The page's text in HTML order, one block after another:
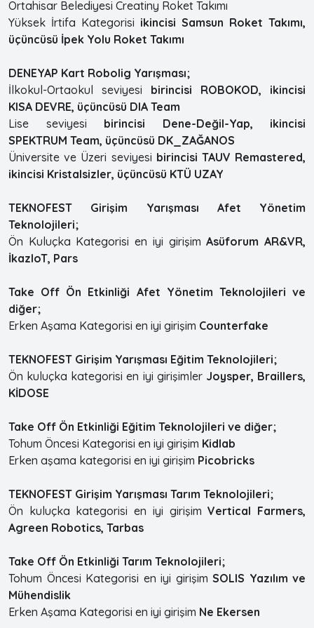
Ortahisar Belediyesi Creatiny Roket Takımı
Yüksek İrtifa Kategorisi ikincisi Samsun Roket Takımı,
üçüncüsü İpek Yolu Roket Takımı
DENEYAP Kart Robolig Yarışması;
İlkokul-Ortaokul seviyesi birincisi ROBOKOD, ikincisi
KISA DEVRE, üçüncüsü DIA Team
Lise seviyesi birincisi Dene-Değil-Yap, ikincisi
SPEKTRUM Team, üçüncüsü DK_ZAĞANOS
Üniversite ve Üzeri seviyesi birincisi TAUV Remastered,
ikincisi Kristalsizler, üçüncüsü KTÜ UZAY
TEKNOFEST Girişim Yarışması Afet Yönetim
Teknolojileri;
Ön Kuluçka Kategorisi en iyi girişimAsüforum AR&VR,
İkazloT, Pars
Take Off Ön Etkinliği Afet Yönetim Teknolojileri ve
diğer;
Erken Aşama Kategorisi en iyi girişim Counterfake
TEKNOFEST Girişim Yarışması Eğitim Teknolojileri;
Ön kuluçka kategorisi en iyi girişimler Joysper, Braillers,
KİDOSE
Take Off Ön Etkinliği Eğitim Teknolojileri ve diğer;
Tohum Öncesi Kategorisi en iyi girişim Kidlab
Erken aşama kategorisi en iyi girişim Picobricks
TEKNOFEST Girişim Yarışması Tarım Teknolojileri;
Ön kuluçka kategorisi en iyi girişimVertical Farmers,
Agreen Robotics, Tarbas
Take Off Ön Etkinliği Tarım Teknolojileri;
Tohum Öncesi Kategorisi en iyi girişim SOLIS Yazılım ve
Mühendislik
Erken Aşama Kategorisi en iyi girişim Ne Ekersen